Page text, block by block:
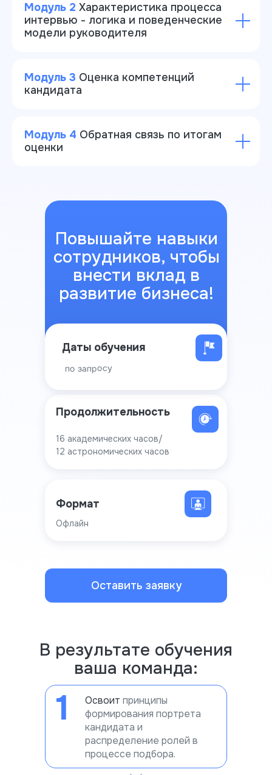
Модуль 2 Характеристика процесса
интервью - логика и поведенческие
модели руководителя
Модуль 3 Оценка компетенций
кандидата
Модуль 4 Обратная связь по итогам
оценки
Оставить заявку
Повышайте навыки
сотрудников, чтобы
внести вклад в
развитие бизнеса!
Продолжительность
16 академических часов/
12 астрономических часов
Формат
Офлайн
Даты обучения
по запросу
В результате обучения
ваша команда:
1 Освоит принципы
формирования портрета
кандидата и
распределение ролей в
процессе подбора.